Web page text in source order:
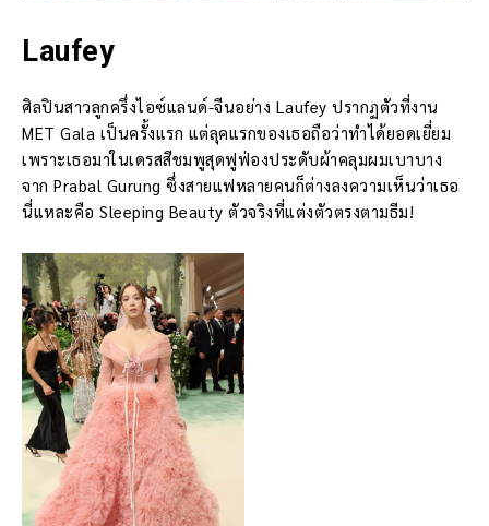
Laufey
ศิลปินสาวลูกครึ่งไอซ์แลนด์-จีนอย่าง Laufey ปรากฏตัวที่งาน
MET Gala เป็นครั้งแรก แต่ลุคแรกของเธอถือว่าทำได้ยอดเยี่ยม
เพราะเธอมาในเดรสสีชมพูสุดฟูฟ่องประดับผ้าคลุมผมเบาบาง
จาก Prabal Gurung ซึ่งสายแฟหลายคนก็ต่างลงความเห็นว่าเธอ
นี่แหละคือ Sleeping Beauty ตัวจริงที่แต่งตัวตรงตามธีม!